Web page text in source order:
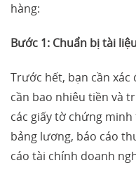
hàng:
Bước 1: Chuẩn bị tài
Trước hết, bạn cần
cần bao nhiêu tiền và
các giấy tờ chứng
bảng lương, báo cáo
cáo tài chính doanh